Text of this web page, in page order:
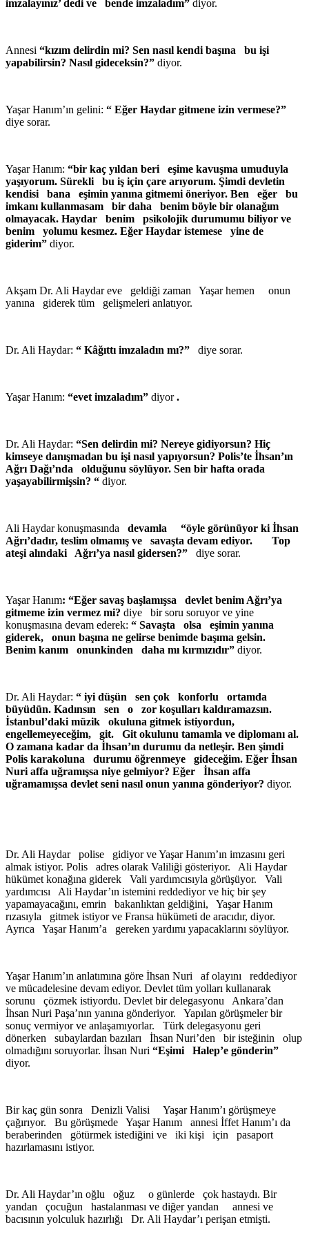
imzalayınız’ dedi ve bende imzaladım” diyor.
Annesi “kızım delirdin mi? Sen nasıl kendi başına bu işi
yapabilirsin? Nasıl gideceksin?” diyor.
Yaşar Hanım’ın gelini: “ Eğer Haydar gitmene izin vermese?”
diye sorar.
Yaşar Hanım: “bir kaç yıldan beri eşime kavuşma umuduyla
yaşıyorum. Sürekli bu iş için çare arıyorum. Şimdi devletin
kendisi bana eşimin yanına gitmemi öneriyor. Ben eğer bu
imkanı kullanmasam bir daha benim böyle bir olanağım
olmayacak. Haydar benim psikolojik durumumu biliyor ve
benim yolumu kesmez. Eğer Haydar istemese yine de
giderim” diyor.
Akşam Dr. Ali Haydar eve geldiği zaman Yaşar hemen onun
yanına giderek tüm gelişmeleri anlatıyor.
Dr. Ali Haydar: “ Kâğıttı imzaladın mı?” diye sorar.
Yaşar Hanım: “evet imzaladım” diyor.
Dr. Ali Haydar: “Sen delirdin mi? Nereye gidiyorsun? Hiç
kimseye danışmadan bu işi nasıl yapıyorsun? Polis’te İhsan’ın
Ağrı Dağı’nda olduğunu söylüyor. Sen bir hafta orada
yaşayabilirmişsin? “ diyor.
Ali Haydar konuşmasında devamla “öyle görünüyor ki İhsan
Ağrı’dadır, teslim olmamış ve savaşta devam ediyor. Top
ateşi alındaki Ağrı’ya nasıl gidersen?” diye sorar.
Yaşar Hanım: “Eğer savaş başlamışsa devlet benim Ağrı’ya
gitmeme izin vermez mi? diye bir soru soruyor ve yine
konuşmasına devam ederek: “ Savaşta olsa eşimin yanına
giderek, onun başına ne gelirse benimde başıma gelsin.
Benim kanım onunkinden daha mı kırmızıdır” diyor.
Dr. Ali Haydar: “ iyi düşün sen çok konforlu ortamda
büyüdün. Kadınsın sen o zor koşulları kaldıramazsın.
İstanbul’daki müzik okuluna gitmek istiyordun,
engellemeyeceğim, git. Git okulunu tamamla ve diplomanı al.
O zamana kadar da İhsan’ın durumu da netleşir. Ben şimdi
Polis karakoluna durumu öğrenmeye gideceğim. Eğer İhsan
Nuri affa uğramışsa niye gelmiyor? Eğer İhsan affa
uğramamışsa devlet seni nasıl onun yanına gönderiyor? diyor.
Dr. Ali Haydar polise gidiyor ve Yaşar Hanım’ın imzasını geri
almak istiyor. Polis adres olarak Valiliği gösteriyor. Ali Haydar
hükümet konağına giderek Vali yardımcısıyla görüşüyor. Vali
yardımcısı Ali Haydar’ın istemini reddediyor ve hiç bir şey
yapamayacağını, emrin bakanlıktan geldiğini, Yaşar Hanım
rızasıyla gitmek istiyor ve Fransa hükümeti de aracıdır, diyor.
Ayrıca Yaşar Hanım’a gereken yardımı yapacaklarını söylüyor.
Yaşar Hanım’ın anlatımına göre İhsan Nuri af olayını reddediyor
ve mücadelesine devam ediyor. Devlet tüm yolları kullanarak
sorunu çözmek istiyordu. Devlet bir delegasyonu Ankara’dan
İhsan Nuri Paşa’nın yanına gönderiyor. Yapılan görüşmeler bir
sonuç vermiyor ve anlaşamıyorlar. Türk delegasyonu geri
dönerken subaylardan bazıları İhsan Nuri’den bir isteğinin olup
olmadığını soruyorlar. İhsan Nuri “Eşimi Halep’e gönderin”
diyor.
Bir kaç gün sonra Denizli Valisi Yaşar Hanım’ı görüşmeye
çağırıyor. Bu görüşmede Yaşar Hanım annesi İffet Hanım’ı da
beraberinden götürmek istediğini ve iki kişi için pasaport
hazırlamasını istiyor.
Dr. Ali Haydar’ın oğlu oğuz o günlerde çok hastaydı. Bir
yandan çocuğun hastalanması ve diğer yandan annesi ve
bacısının yolculuk hazırlığı Dr. Ali Haydar’ı perişan etmişti.